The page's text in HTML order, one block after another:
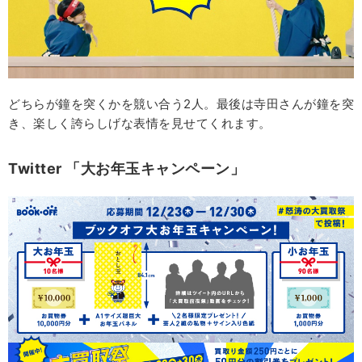
どちらが鐘を突くかを競い合う2人。最後は寺田さんが鐘を突
き、楽しく誇らしげな表情を見せてくれます。
Twitter 「大お年玉キャンペーン」